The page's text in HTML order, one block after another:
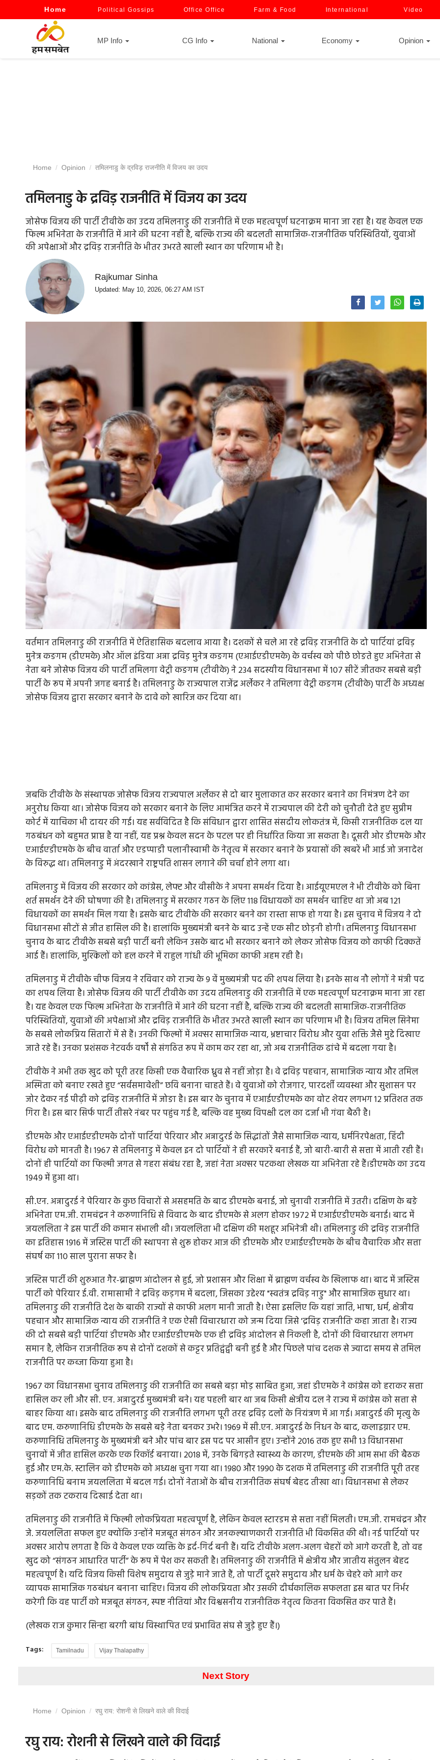
Home Political Gossips Office Office Farm & Food International Video
MP Info CG Info National Economy Opinion
Home Opinion तमिलनाडु के द्रविड़ राजनीति में विजय का उदय
तमिलनाडु के द्रविड़ राजनीति में विजय का उदय
जोसेफ विजय की पार्टी टीवीके का उदय तमिलनाडु की राजनीति में एक महत्वपूर्ण घटनाक्रम माना जा रहा है। यह केवल एक
फिल्म अभिनेता के राजनीति में आने की घटना नहीं है, बल्कि राज्य की बदलती सामाजिक-राजनीतिक परिस्थितियों, युवाओं
की अपेक्षाओं और द्रविड़ राजनीति के भीतर उभरते खाली स्थान का परिणाम भी है।
Rajkumar Sinha
Updated: May 10, 2026, 06:27 AM IST
वर्तमान तमिलनाडु की राजनीति में ऐतिहासिक बदलाव आया है। दशकों से चले आ रहे द्रविड़ राजनीति के दो पार्टियां द्रविड़
मुनेत्र कङगम (डीएमके) और ऑल इंडिया अन्ना द्रविड़ मुनेत्र कङगम (एआईएडीएमके) के वर्चस्व को पीछे छोङते हुए अभिनेता से
नेता बने जोसेफ विजय की पार्टी तमिलगा वेट्री कङगम (टीवीके) ने 234 सदस्यीय विधानसभा में 107 सीटें जीतकर सबसे बड़ी
पार्टी के रूप में अपनी जगह बनाई है। तमिलनाडु के राज्यपाल राजेंद्र अर्लेकर ने तमिलगा वेट्री कङगम (टीवीके) पार्टी के अध्यक्ष
जोसेफ विजय द्वारा सरकार बनाने के दावे को खारिज कर दिया था।
जबकि टीवीके के संस्थापक जोसेफ विजय राज्यपाल अर्लेकर से दो बार मुलाकात कर सरकार बनाने का निमंत्रण देने का
अनुरोध किया था। जोसेफ विजय को सरकार बनाने के लिए आमंत्रित करने में राज्यपाल की देरी को चुनौती देते हुए सुप्रीम
कोर्ट में याचिका भी दायर की गई। यह सर्वविदित है कि संविधान द्वारा शासित संसदीय लोकतंत्र में, किसी राजनीतिक दल या
गठबंधन को बहुमत प्राप्त है या नहीं, यह प्रश्न केवल सदन के पटल पर ही निर्धारित किया जा सकता है। दूसरी ओर डीएमके और
एआईएडीएमके के बीच वार्ता और एडप्पाडी पलानीस्वामी के नेतृत्व में सरकार बनाने के प्रयासों की खबरें भी आई जो जनादेश
के विरुद्ध था। तमिलनाडु में अंदरखाने राष्ट्रपति शासन लगाने की चर्चा होने लगा था।
तमिलनाडु में विजय की सरकार को कांग्रेस, लेफ्ट और वीसीके ने अपना समर्थन दिया है। आईयूएमएल ने भी टीवीके को बिना
शर्त समर्थन देने की घोषणा की है। तमिलनाडु में सरकार गठन के लिए 118 विधायकों का समर्थन चाहिए था जो अब 121
विधायकों का समर्थन मिल गया है। इसके बाद टीवीके की सरकार बनने का रास्ता साफ हो गया है। इस चुनाव में विजय ने दो
विधानसभा सीटों से जीत हासिल की है। हालांकि मुख्यमंत्री बनने के बाद उन्हें एक सीट छोड़नी होगी। तमिलनाडु विधानसभा
चुनाव के बाद टीवीके सबसे बड़ी पार्टी बनी लेकिन उसके बाद भी सरकार बनाने को लेकर जोसेफ विजय को काफी दिक्कतें
आई हैं। हालांकि, मुश्किलों को हल करने में राहुल गांधी की भूमिका काफी अहम रही है।
तमिलनाडु में टीवीके चीफ विजय ने रविवार को राज्य के 9 वें मुख्यमंत्री पद की शपथ लिया है। इनके साथ नौ लोगों ने मंत्री पद
का शपथ लिया है। जोसेफ विजय की पार्टी टीवीके का उदय तमिलनाडु की राजनीति में एक महत्वपूर्ण घटनाक्रम माना जा रहा
है। यह केवल एक फिल्म अभिनेता के राजनीति में आने की घटना नहीं है, बल्कि राज्य की बदलती सामाजिक-राजनीतिक
परिस्थितियों, युवाओं की अपेक्षाओं और द्रविड़ राजनीति के भीतर उभरते खाली स्थान का परिणाम भी है। विजय तमिल सिनेमा
के सबसे लोकप्रिय सितारों में से हैं। उनकी फिल्मों में अक्सर सामाजिक न्याय, भ्रष्टाचार विरोध और युवा शक्ति जैसे मुद्दे दिखाए
जाते रहे हैं। उनका प्रशंसक नेटवर्क वर्षों से संगठित रूप में काम कर रहा था, जो अब राजनीतिक ढांचे में बदला गया है।
टीवीके ने अभी तक खुद को पूरी तरह किसी एक वैचारिक ध्रुव से नहीं जोड़ा है। वे द्रविड़ पहचान, सामाजिक न्याय और तमिल
अस्मिता को बनाए रखते हुए “सर्वसमावेशी” छवि बनाना चाहते हैं। वे युवाओं को रोजगार, पारदर्शी व्यवस्था और सुशासन पर
जोर देकर नई पीढ़ी को द्रविड़ राजनीति में जोङा है। इस बार के चुनाव में एआईएडीएमके का वोट शेयर लगभग 12 प्रतिशत तक
गिरा है। इस बार सिर्फ पार्टी तीसरे नंबर पर पहुंच गई है, बल्कि वह मुख्य विपक्षी दल का दर्जा भी गंवा बैठी है।
डीएमके और एआईएडीएमके दोनों पार्टियां पेरियार और अन्नादुरई के सिद्धांतों जैसे सामाजिक न्याय, धर्मनिरपेक्षता, हिंदी
विरोध को मानती है। 1967 से तमिलनाडु में केवल इन दो पार्टियों ने ही सरकारें बनाई हैं, जो बारी-बारी से सत्ता में आती रही हैं।
दोनों ही पार्टियों का फिल्मी जगत से गहरा संबंध रहा है, जहां नेता अक्सर पटकथा लेखक या अभिनेता रहे हैं।डीएमके का उदय
1949 में हुआ था।
सी.एन. अन्नादुरई ने पेरियार के कुछ विचारों से असहमति के बाद डीएमके बनाई, जो चुनावी राजनीति में उतरी। दक्षिण के बङे
अभिनेता एम.जी. रामचंद्रन ने करुणानिधि से विवाद के बाद डीएमके से अलग होकर 1972 में एआईएडीएमके बनाई। बाद में
जयललिता ने इस पार्टी की कमान संभाली थी। जयललिता भी दक्षिण की मशहूर अभिनेत्री थी। तमिलनाडु की द्रविड़ राजनीति
का इतिहास 1916 में जस्टिस पार्टी की स्थापना से शुरू होकर आज की डीएमके और एआईएडीएमके के बीच वैचारिक और सत्ता
संघर्ष का 110 साल पुराना सफर है।
जस्टिस पार्टी की शुरुआत गैर-ब्राह्मण आंदोलन से हुई, जो प्रशासन और शिक्षा में ब्राह्मण वर्चस्व के खिलाफ था। बाद में जस्टिस
पार्टी को पेरियार ई.वी. रामासामी ने द्रविड़ कड़गम में बदला, जिसका उद्देश्य "स्वतंत्र द्रविड़ नाडु" और सामाजिक सुधार था।
तमिलनाडु की राजनीति देश के बाकी राज्यों से काफी अलग मानी जाती है। ऐसा इसलिए कि यहां जाति, भाषा, धर्म, क्षेत्रीय
पहचान और सामाजिक न्याय की राजनीति ने एक ऐसी विचारधारा को जन्म दिया जिसे 'द्रविड़ राजनीति' कहा जाता है। राज्य
की दो सबसे बड़ी पार्टियां डीएमके और एआईएडीएमके एक ही द्रविड़ आंदोलन से निकली है, दोनों की विचारधारा लगभग
समान है, लेकिन राजनीतिक रूप से दोनों दशकों से कट्टर प्रतिद्वंद्वी बनी हुई है और पिछले पांच दशक से ज्यादा समय से तमिल
राजनीति पर कब्जा किया हुआ है।
1967 का विधानसभा चुनाव तमिलनाडु की राजनीति का सबसे बड़ा मोड़ साबित हुआ, जहां डीएमके ने कांग्रेस को हराकर सत्ता
हासिल कर ली और सी. एन. अन्नादुरई मुख्यमंत्री बने। यह पहली बार था जब किसी क्षेत्रीय दल ने राज्य में कांग्रेस को सत्ता से
बाहर किया था। इसके बाद तमिलनाडु की राजनीति लगभग पूरी तरह द्रविड़ दलों के नियंत्रण में आ गई। अन्नादुरई की मृत्यु के
बाद एम. करुणानिधि डीएमके के सबसे बड़े नेता बनकर उभरे। 1969 में सी.एन. अन्नादुरई के निधन के बाद, कलाइग्नार एम.
करुणानिधि तमिलनाडु के मुख्यमंत्री बने और पांच बार इस पद पर आसीन हुए। उन्होंने 2016 तक हुए सभी 13 विधानसभा
चुनावों में जीत हासिल करके एक रिकॉर्ड बनाया। 2018 में, उनके बिगड़ते स्वास्थ्य के कारण, डीएमके की आम सभा की बैठक
हुई और एम.के. स्टालिन को डीएमके को अध्यक्ष चुना गया था। 1980 और 1990 के दशक में तमिलनाडु की राजनीति पूरी तरह
करुणानिधि बनाम जयललिता में बदल गई। दोनों नेताओं के बीच राजनीतिक संघर्ष बेहद तीखा था। विधानसभा से लेकर
सड़कों तक टकराव दिखाई देता था।
तमिलनाडु की राजनीति में फिल्मी लोकप्रियता महत्वपूर्ण है, लेकिन केवल स्टारडम से सत्ता नहीं मिलती। एम.जी. रामचंद्रन और
जे. जयललिता सफल हुए क्योंकि उन्होंने मजबूत संगठन और जनकल्याणकारी राजनीति भी विकसित की थी। नई पार्टियों पर
अक्सर आरोप लगता है कि वे केवल एक व्यक्ति के इर्द-गिर्द बनी हैं। यदि टीवीके अलग-अलग चेहरों को आगे करती है, तो वह
खुद को “संगठन आधारित पार्टी” के रूप में पेश कर सकती है। तमिलनाडु की राजनीति में क्षेत्रीय और जातीय संतुलन बेहद
महत्वपूर्ण है। यदि विजय किसी विशेष समुदाय से जुड़े माने जाते हैं, तो पार्टी दूसरे समुदाय और धर्म के चेहरे को आगे कर
व्यापक सामाजिक गठबंधन बनाना चाहिए। विजय की लोकप्रियता और उसकी दीर्घकालिक सफलता इस बात पर निर्भर
करेगी कि वह पार्टी को मजबूत संगठन, स्पष्ट नीतियां और विश्वसनीय राजनीतिक नेतृत्व कितना विकसित कर पाते हैं।
(लेखक राज कुमार सिन्हा बरगी बांध विस्थापित एवं प्रभावित संघ से जुड़े हुए हैं।)
Tags: Tamilnadu Vijay Thalapathy
दिया,
जी भाईसाहब जी: शिवराज सिंह चौहान का रास्‍ता रोक कर
खड़ी...
MP Politics: एक तरह से राजनीतिक संन्‍यास की घोषणा कर
चुकी उमा भारती फिर पुराने तेवर...
दतिया उपचुनाव में करारी हार के बाद BJP में आत्ममंथन
का...
के कुछ पार्षदों...
Next Story
Home Opinion रघु राय: रोशनी से लिखने वाले की विदाई
रघु राय: रोशनी से लिखने वाले की विदाई